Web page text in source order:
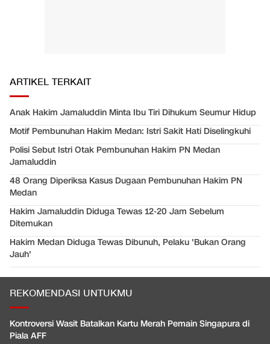
ARTIKEL TERKAIT
Anak Hakim Jamaluddin Minta Ibu Tiri Dihukum Seumur Hidup
Motif Pembunuhan Hakim Medan: Istri Sakit Hati Diselingkuhi
Polisi Sebut Istri Otak Pembunuhan Hakim PN Medan
Jamaluddin
48 Orang Diperiksa Kasus Dugaan Pembunuhan Hakim PN
Medan
Hakim Jamaluddin Diduga Tewas 12-20 Jam Sebelum
Ditemukan
Hakim Medan Diduga Tewas Dibunuh, Pelaku 'Bukan Orang
Jauh'
REKOMENDASI UNTUKMU
Kontroversi Wasit Batalkan Kartu Merah Pemain Singapura di
Piala AFF